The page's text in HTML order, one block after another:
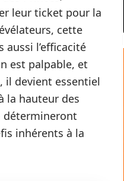
leur ticket pour la
cette
l’efficacité
est palpable, et
il devient essentiel
la hauteur des
détermineront
inhérents à la